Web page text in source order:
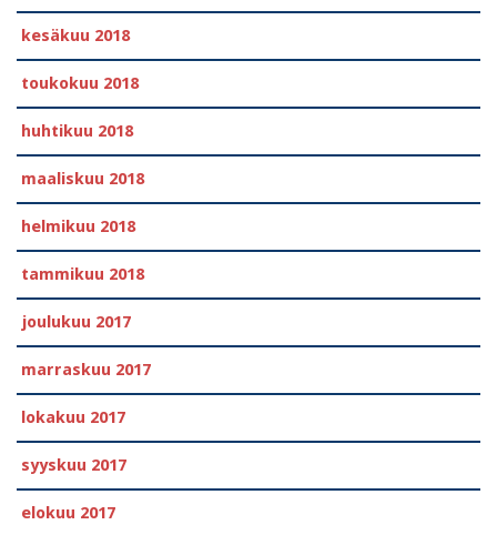
kesäkuu 2018
toukokuu 2018
huhtikuu 2018
maaliskuu 2018
helmikuu 2018
tammikuu 2018
joulukuu 2017
marraskuu 2017
lokakuu 2017
syyskuu 2017
elokuu 2017